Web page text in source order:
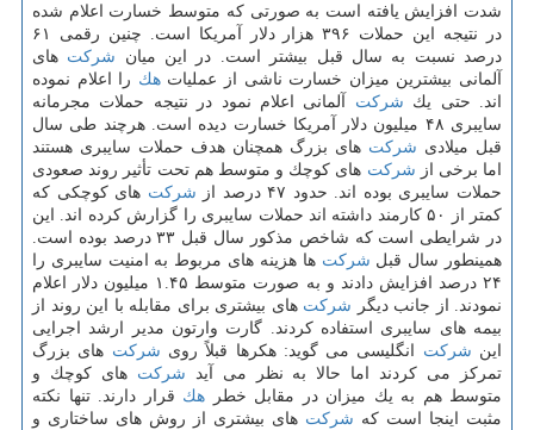
شدت افزایش یافته است به صورتی كه متوسط خسارت اعلام شده
در نتیجه این حملات ۳۹۶ هزار دلار آمریكا است. چنین رقمی ۶۱
درصد نسبت به سال قبل بیشتر است. در این میان شركت های
آلمانی بیشترین میزان خسارت ناشی از عملیاتهك را اعلام نموده
اند. حتی یك شركت آلمانی اعلام نمود در نتیجه حملات مجرمانه
سایبری ۴۸ میلیون دلار آمریكا خسارت دیده است. هرچند طی سال
قبل میلادی شركت های بزرگ همچنان هدف حملات سایبری هستند
اما برخی از شركت های كوچك و متوسط هم تحت تأثیر روند صعودی
حملات سایبری بوده اند. حدود ۴۷ درصد از
شركت های كوچكی كه
كمتر از ۵۰ كارمند داشته اند حملات سایبری را گزارش كرده اند. این
در شرایطی است كه شاخص مذكور سال قبل ۳۳ درصد بوده است.
همینطور سال قبل شركت ها هزینه های مربوط به امنیت سایبری را
۲۴ درصد افزایش دادند و به صورت متوسط ۱.۴۵ میلیون دلار اعلام
نمودند. از جانب دیگر شركت های بیشتری برای مقابله با این روند از
بیمه های سایبری استفاده كردند. گارت وارتون مدیر ارشد اجرایی
این شركت انگلیسی می گوید: هكرها قبلاً روی شركت های بزرگ
تمركز می كردند اما حالا به نظر می آید شركت های كوچك و
متوسط هم به یك میزان در مقابل خطر هك قرار دارند. تنها نكته
مثبت اینجا است كه شركت های بیشتری از روش های ساختاری و